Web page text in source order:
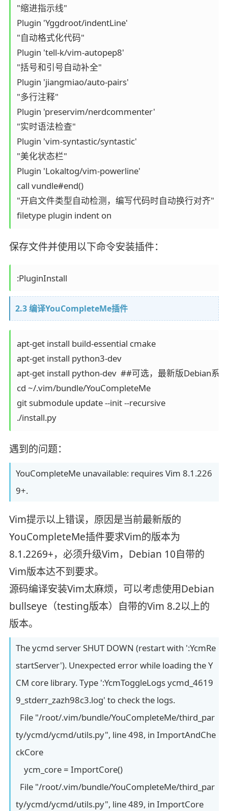
"缩进指示线"
Plugin 'Yggdroot/indentLine'
"自动格式化代码"
Plugin 'tell-k/vim-autopep8'
"括号和引号自动补全"
Plugin 'jiangmiao/auto-pairs'
"多行注释"
Plugin 'preservim/nerdcommenter'
"实时语法检查"
Plugin 'vim-syntastic/syntastic'
"美化状态栏"
Plugin 'Lokaltog/vim-powerline'
call vundle#end()
"开启文件类型自动检测，编写代码时自动换行对齐"
filetype plugin indent on
保存文件并使用以下命令安装插件：
:PluginInstall
2.3 编译YouCompleteMe插件
apt-get install build-essential cmake
apt-get install python3-dev
apt-get install python-dev  ##可选，最新版Debian系
cd ~/.vim/bundle/YouCompleteMe
git submodule update --init --recursive
./install.py
遇到的问题：
YouCompleteMe unavailable: requires Vim 8.1.226
9+.
Vim提示以上错误，原因是当前最新版的
YouCompleteMe插件要求Vim的版本为
8.1.2269+，必须升级Vim，Debian 10自带的
Vim版本达不到要求。
源码编译安装Vim太麻烦，可以考虑使用Debian
bullseye（testing版本）自带的Vim 8.2以上的
版本。
The ycmd server SHUT DOWN (restart with ':YcmRe
startServer'). Unexpected error while loading the Y
CM core library. Type ':YcmToggleLogs ycmd_4619
9_stderr_zazh98c3.log' to check the logs.
File "/root/.vim/bundle/YouCompleteMe/third_par
ty/ycmd/ycmd/utils.py", line 498, in ImportAndChe
ckCore
ycm_core = ImportCore()
File "/root/.vim/bundle/YouCompleteMe/third_par
ty/ycmd/ycmd/utils.py", line 489, in ImportCore